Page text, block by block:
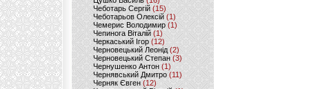
Чеботарь Сергій (15)
Чеботарьов Олексій (1)
Чемерис Володимир (1)
Чепинога Віталій (1)
Черкаський Ігор (12)
Черновецький Леонід(2)
Черновецький Степан (3)
Чернушенко Антон (1)
Чернявський Дмитро(11)
Черняк Євген(12)